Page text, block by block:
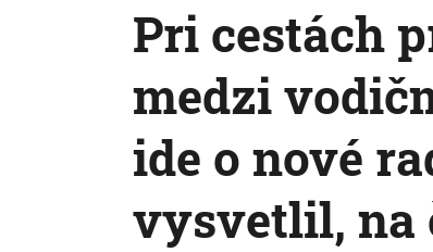
Pri cestách
medzi
ide o nové
vysvetlil, na